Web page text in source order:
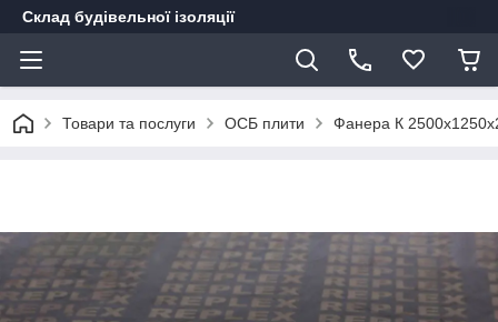
Склад будівельної ізоляції
Товари та послуги ОСБ плити Фанера К